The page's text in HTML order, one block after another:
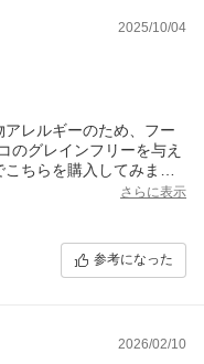
2025/10/04
レルギーのため、フー
のグレインフリーを与え
ちらを購入してみまし
食いつきいいのでネット
えています。
さらに表示
参考になった
2026/02/10